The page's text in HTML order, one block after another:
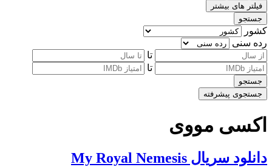
فیلتر های بیشتر
جستجو
کشور
رده سنی
تا
تا
جستجو
جستجوی پیشرفته
اکسی مووی
دانلود سریال My Royal Nemesis